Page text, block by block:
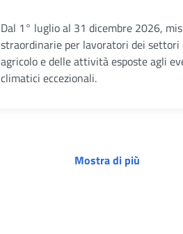
Dal 1° luglio al 31 dicembre 2026,
straordinarie per lavoratori dei settori
agricolo e delle attività esposte agli
climatici eccezionali.
Mostra di più